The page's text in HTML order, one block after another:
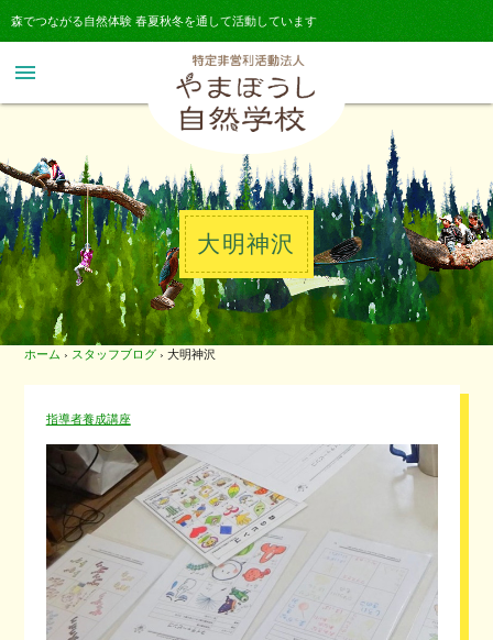
森でつながる自然体験 春夏秋冬を通して活動しています
menu
大明神沢
ホーム › スタッフブログ › 大明神沢
指導者養成講座